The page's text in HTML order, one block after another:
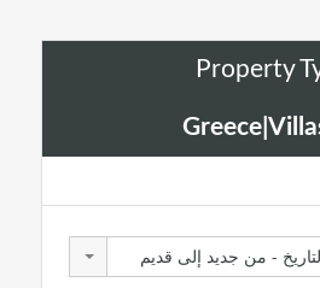
Property
- من جديد إلى قديم